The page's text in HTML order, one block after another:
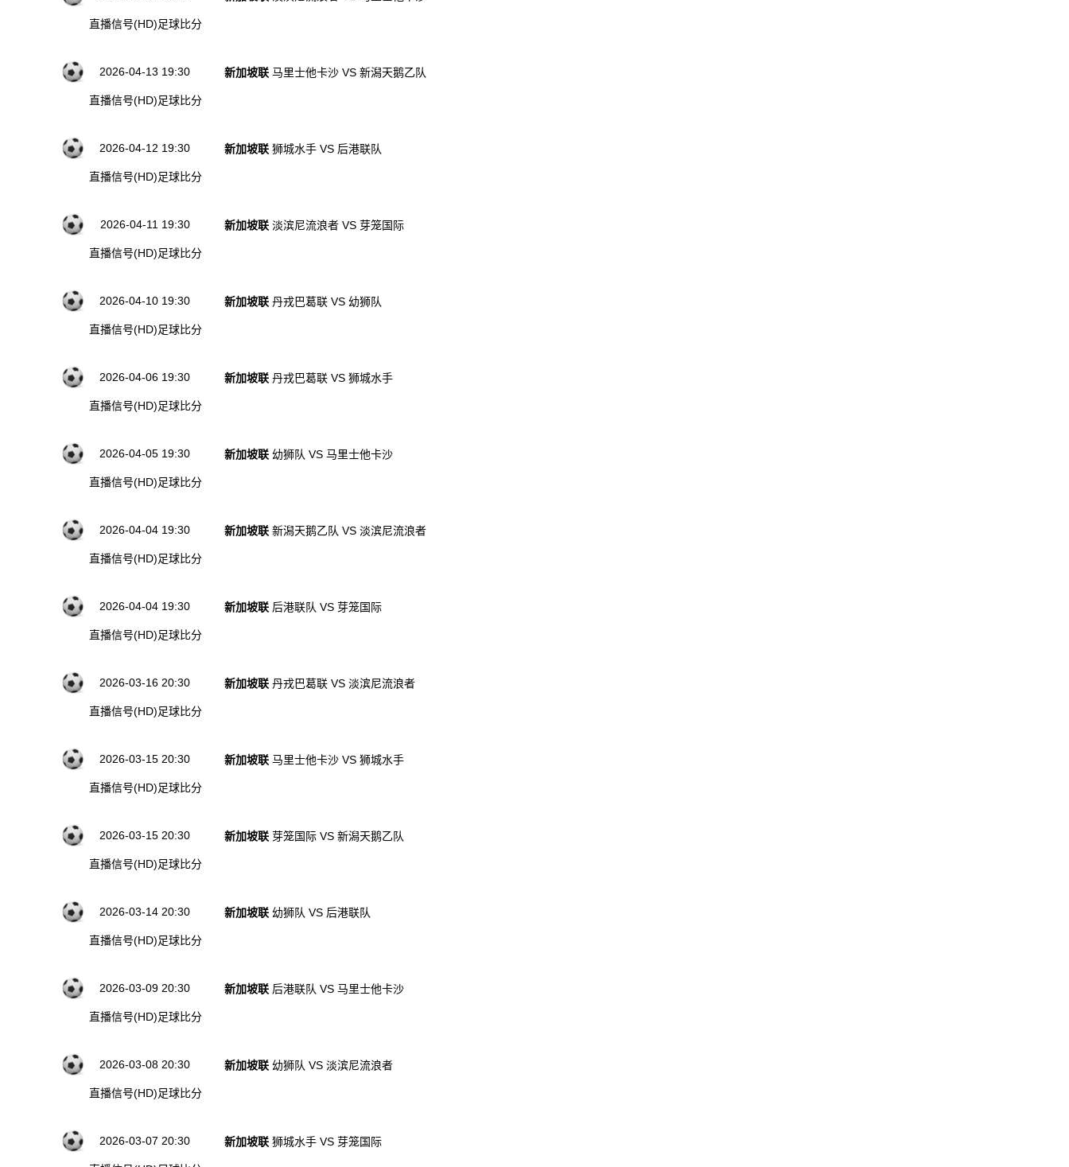
直播信号(HD)足球比分
2026-04-13 19:30 新加坡联 马里士他卡沙 VS 新潟天鹅乙队
直播信号(HD)足球比分
2026-04-12 19:30 新加坡联 狮城水手 VS 后港联队
直播信号(HD)足球比分
2026-04-11 19:30 新加坡联 淡滨尼流浪者 VS 芽笼国际
直播信号(HD)足球比分
2026-04-10 19:30 新加坡联 丹戎巴葛联 VS 幼狮队
直播信号(HD)足球比分
2026-04-06 19:30 新加坡联 丹戎巴葛联 VS 狮城水手
直播信号(HD)足球比分
2026-04-05 19:30 新加坡联 幼狮队 VS 马里士他卡沙
直播信号(HD)足球比分
2026-04-04 19:30 新加坡联 新潟天鹅乙队 VS 淡滨尼流浪者
直播信号(HD)足球比分
2026-04-04 19:30 新加坡联 后港联队 VS 芽笼国际
直播信号(HD)足球比分
2026-03-16 20:30 新加坡联 丹戎巴葛联 VS 淡滨尼流浪者
直播信号(HD)足球比分
2026-03-15 20:30 新加坡联 马里士他卡沙 VS 狮城水手
直播信号(HD)足球比分
2026-03-15 20:30 新加坡联 芽笼国际 VS 新潟天鹅乙队
直播信号(HD)足球比分
2026-03-14 20:30 新加坡联 幼狮队 VS 后港联队
直播信号(HD)足球比分
2026-03-09 20:30 新加坡联 后港联队 VS 马里士他卡沙
直播信号(HD)足球比分
2026-03-08 20:30 新加坡联 幼狮队 VS 淡滨尼流浪者
直播信号(HD)足球比分
2026-03-07 20:30 新加坡联 狮城水手 VS 芽笼国际